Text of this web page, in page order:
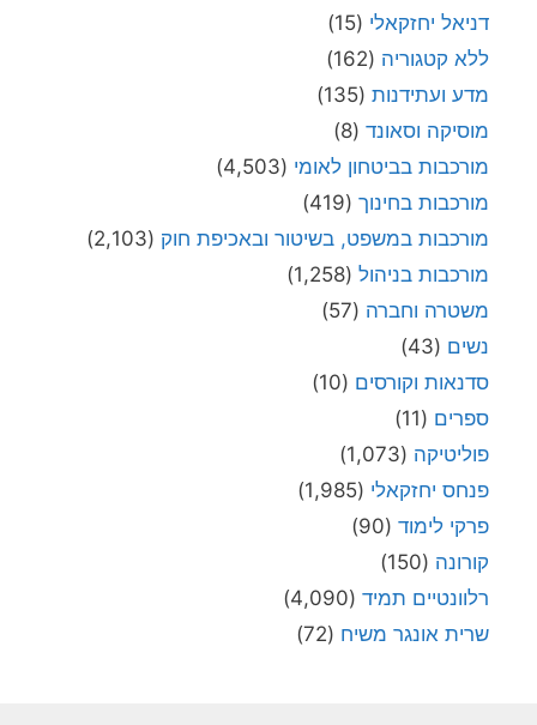
דניאל יחזקאלי (15)
ללא קטגוריה (162)
מדע ועתידנות (135)
מוסיקה וסאונד (8)
מורכבות בביטחון לאומי (4,503)
מורכבות בחינוך (419)
מורכבות במשפט, בשיטור ובאכיפת חוק (2,103)
מורכבות בניהול (1,258)
משטרה וחברה (57)
נשים (43)
סדנאות וקורסים (10)
ספרים (11)
פוליטיקה (1,073)
פנחס יחזקאלי (1,985)
פרקי לימוד (90)
קורונה (150)
רלוונטיים תמיד (4,090)
שרית אונגר משיח (72)